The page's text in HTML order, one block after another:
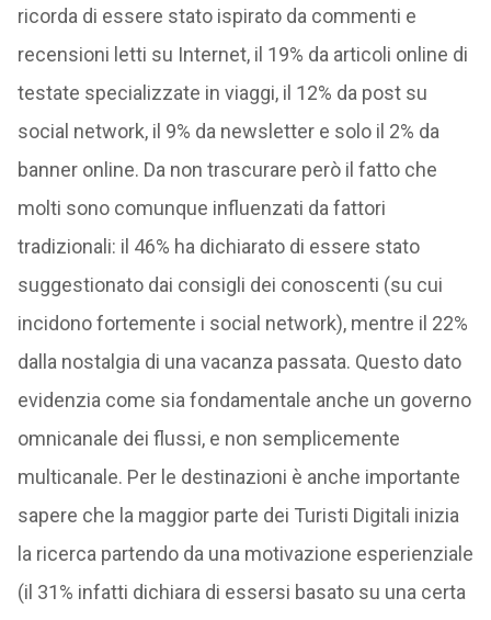
ricorda di essere stato ispirato da commenti e
recensioni letti su Internet, il 19% da articoli online di
testate specializzate in viaggi, il 12% da post su
social network, il 9% da newsletter e solo il 2% da
banner online. Da non trascurare però il fatto che
molti sono comunque influenzati da fattori
tradizionali: il 46% ha dichiarato di essere stato
suggestionato dai consigli dei conoscenti (su cui
incidono fortemente i social network), mentre il 22%
dalla nostalgia di una vacanza passata. Questo dato
evidenzia come sia fondamentale anche un governo
omnicanale dei flussi, e non semplicemente
multicanale. Per le destinazioni è anche importante
sapere che la maggior parte dei Turisti Digitali inizia
la ricerca partendo da una motivazione esperienziale
(il 31% infatti dichiara di essersi basato su una certa